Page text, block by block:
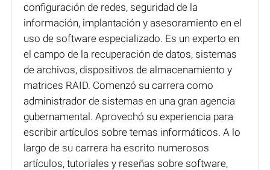
configuración de redes, seguridad de la
información, implantación y asesoramiento en el
uso de software especializado. Es un experto en
el campo de la recuperación de datos, sistemas
de archivos, dispositivos de almacenamiento y
matrices RAID. Comenzó su carrera como
administrador de sistemas en una gran agencia
gubernamental. Aprovechó su experiencia para
escribir artículos sobre temas informáticos. A lo
largo de su carrera ha escrito numerosos
artículos, tutoriales y reseñas sobre software,